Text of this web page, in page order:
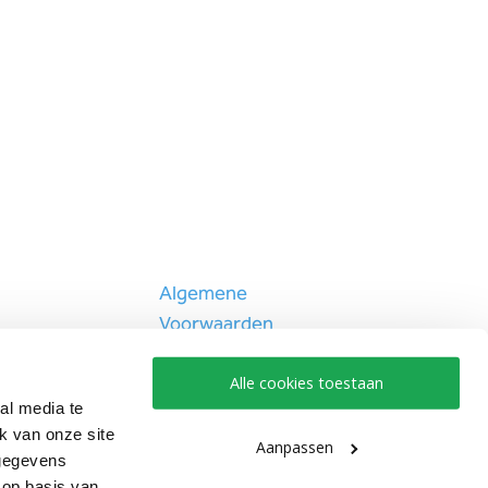
media te
van onze site
Alle cookies toestaan
Aanpassen
Algemene
Voorwaarden
Disclaimer
Privacybeleid
Cookiebeleid